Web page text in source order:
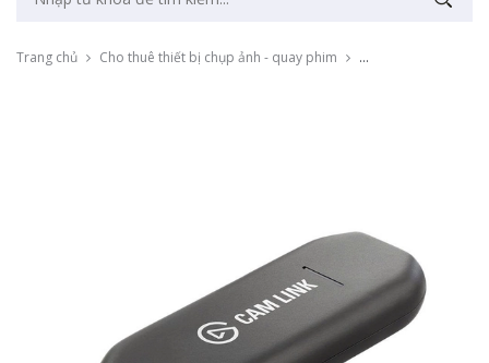
Trang chủ Cho thuê thiết bị chụp ảnh - quay phim Cho thuê Thiết bị